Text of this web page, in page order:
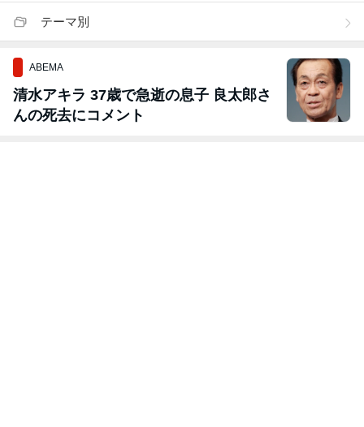
テーマ別
ABEMA
清水アキラ 37歳で急逝の息子 良太郎さ
んの死去にコメント